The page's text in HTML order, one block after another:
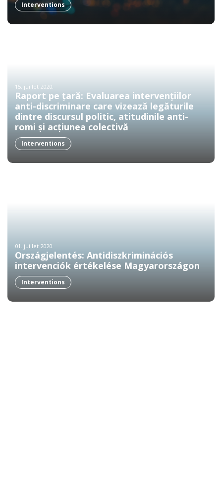
Interventions
15. juillet 2020.
Raport pe țară: Evaluarea intervențiilor
anti-discriminare care vizează legăturile
dintre discursul politic, atitudinile anti-
romi și acțiunea colectivă
Interventions
01. juillet 2020.
Országjelentés: Antidiszkriminációs
intervenciók értékelése Magyarországon
Interventions